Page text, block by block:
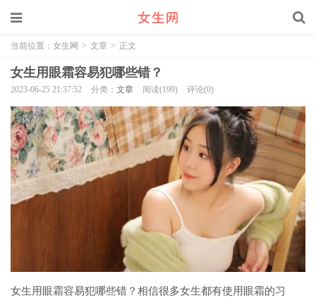
当前位置： 女生网 > 文章 > 正文
女生用眼霜容易犯哪些错？
2023-06-25 21:37:52 分类： 文章 阅读(199) 评论(0)
女生用眼霜容易犯哪些错？相信很多女生都有使用眼霜的习